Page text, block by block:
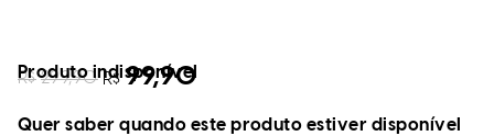
R$ 299,90 R$ 99,90
Produto indisponível
Quer saber quando este produto estiver disponível